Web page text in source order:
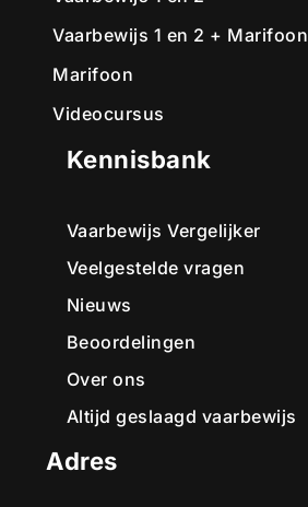
Vaarbewijs 1 en 2 + Marifoon
Marifoon
Videocursus
Kennisbank
Vaarbewijs Vergelijker
Veelgestelde vragen
Nieuws
Beoordelingen
Over ons
Altijd geslaagd vaarbewijs
Adres